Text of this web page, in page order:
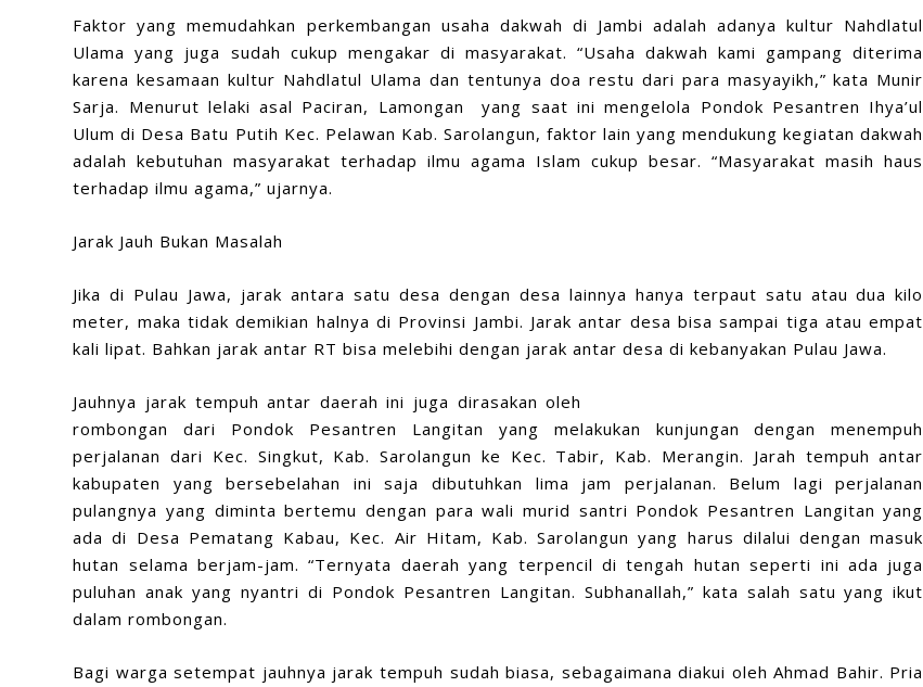
Faktor yang memudahkan perkembangan usaha dakwah di Jambi adalah adanya kultur Nahdlatul
Ulama yang juga sudah cukup mengakar di masyarakat. “Usaha dakwah kami gampang diterima
karena kesamaan kultur Nahdlatul Ulama dan tentunya doa restu dari para masyayikh,” kata Munir
Sarja. Menurut lelaki asal Paciran, Lamongan yang saat ini mengelola Pondok Pesantren Ihya’ul
Ulum di Desa Batu Putih Kec. Pelawan Kab. Sarolangun, faktor lain yang mendukung kegiatan dakwah
adalah kebutuhan masyarakat terhadap ilmu agama Islam cukup besar. “Masyarakat masih haus
terhadap ilmu agama,” ujarnya.
Jarak Jauh Bukan Masalah
Jika di Pulau Jawa, jarak antara satu desa dengan desa lainnya hanya terpaut satu atau dua kilo
meter, maka tidak demikian halnya di Provinsi Jambi. Jarak antar desa bisa sampai tiga atau empat
kali lipat. Bahkan jarak antar RT bisa melebihi dengan jarak antar desa di kebanyakan Pulau Jawa.
Jauhnya jarak tempuh antar daerah ini juga dirasakan oleh
rombongan dari Pondok Pesantren Langitan yang melakukan kunjungan dengan menempuh
perjalanan dari Kec. Singkut, Kab. Sarolangun ke Kec. Tabir, Kab. Merangin. Jarah tempuh antar
kabupaten yang bersebelahan ini saja dibutuhkan lima jam perjalanan. Belum lagi perjalanan
pulangnya yang diminta bertemu dengan para wali murid santri Pondok Pesantren Langitan yang
ada di Desa Pematang Kabau, Kec. Air Hitam, Kab. Sarolangun yang harus dilalui dengan masuk
hutan selama berjam-jam. “Ternyata daerah yang terpencil di tengah hutan seperti ini ada juga
puluhan anak yangnyantri di Pondok Pesantren Langitan. Subhanallah,” kata salah satu yang ikut
dalam rombongan.
Bagi warga setempat jauhnya jarak tempuh sudah biasa, sebagaimana diakui oleh Ahmad Bahir. Pria